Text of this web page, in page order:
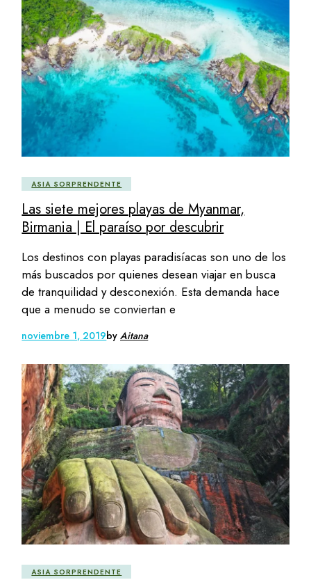
ASIA SORPRENDENTE
Las siete mejores playas de Myanmar,
Birmania | El paraíso por descubrir
Los destinos con playas paradisíacas son uno de los
más buscados por quienes desean viajar en busca
de tranquilidad y desconexión. Esta demanda hace
que a menudo se conviertan e
noviembre 1, 2019byAitana
ASIA SORPRENDENTE